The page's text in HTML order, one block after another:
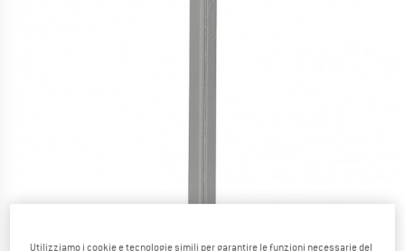
Utilizziamo i cookie e tecnologie simili per garantire le funzioni necessarie del